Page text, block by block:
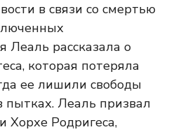
Леаль рассказала о
которая потеряла
ее лишили свободы
пытках. Леаль призвал
Хорхе Родригеса,